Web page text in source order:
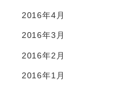
2016年4月
2016年3月
2016年2月
2016年1月